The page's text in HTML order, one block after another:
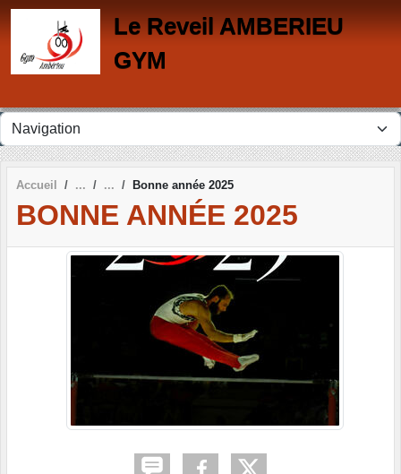
Le Reveil AMBERIEU
GYM
Accueil Bonne année 2025
BONNE ANNÉE 2025
Panneau de gestion des cookies